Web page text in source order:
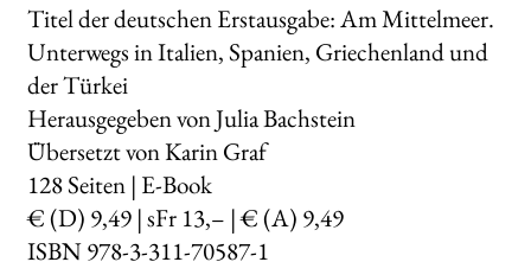
Titel der deutschen Erstausgabe: Am Mittelmeer.
Unterwegs in Italien, Spanien, Griechenland und
der Türkei
Herausgegeben von Julia Bachstein
Übersetzt von Karin Graf
128Seiten | E-Book
€ (D) 9,49 | sFr 13,– | € (A) 9,49
ISBN 978-3-311-70587-1